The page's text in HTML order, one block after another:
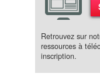
Retrouvez sur
ressources à
inscription.